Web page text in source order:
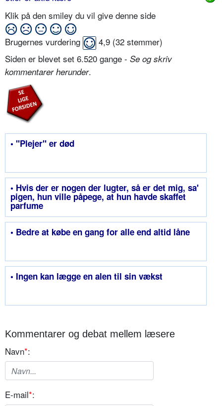
Klik på den smiley du vil give denne side
Brugernes vurdering 4,9 (32 stemmer)
Siden er blevet set 6.520 gange - Se og skriv
kommentarer herunder.
• "Plejer" er død
• Hvis der er nogen der lugter, så er det mig, sa'
pigen, hun ville påpege, at hun havde skaffet
parfume
• Bedre at købe en gang for alle end altid låne
• Ingen kan lægge en alen til sin vækst
Kommentarer og debat mellem læsere
Navn*:
E-mail*: